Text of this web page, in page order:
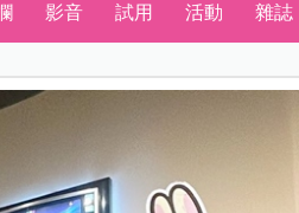
影音 試用 活動 雜誌